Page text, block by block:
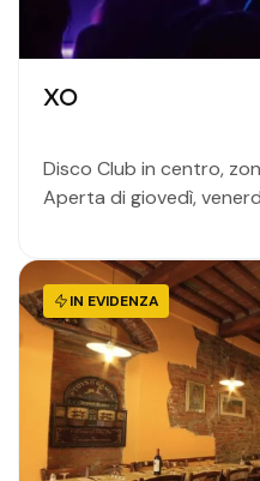
XO
Disco Club in centro,
Aperta di giovedì,
IN EVIDENZA